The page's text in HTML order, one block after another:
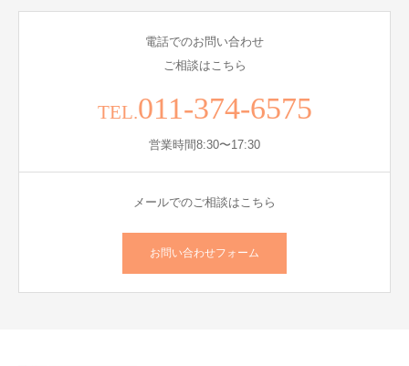
電話でのお問い合わせ
ご相談はこちら
TEL.011-374-6575
営業時間8:30〜17:30
メールでのご相談はこちら
お問い合わせフォーム